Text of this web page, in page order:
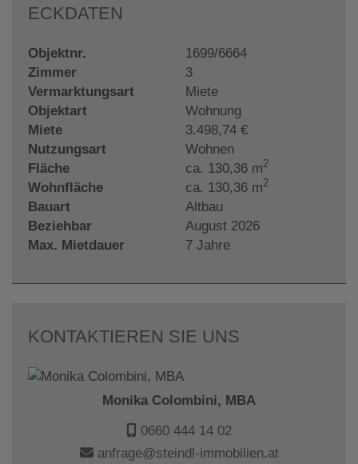
ECKDATEN
Objektnr.
1699/6664
Zimmer
3
Vermarktungsart
Miete
Objektart
Wohnung
Miete
3.498,74 €
Nutzungsart
Wohnen
Fläche
ca. 130,36 m2
Wohnfläche ca. 130,36 m2
Bauart
Altbau
Beziehbar
August 2026
Max. Mietdauer
7 Jahre
KONTAKTIEREN SIE UNS
Monika Colombini, MBA
0660 444 14 02
anfrage@steindl-immobilien.at